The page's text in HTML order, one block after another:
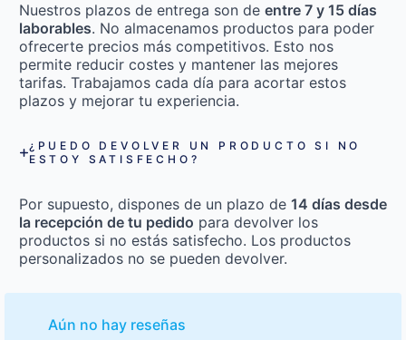
Nuestros plazos de entrega son de entre 7 y 15 días
laborables. No almacenamos productos para poder
ofrecerte precios más competitivos. Esto nos
permite reducir costes y mantener las mejores
tarifas. Trabajamos cada día para acortar estos
plazos y mejorar tu experiencia.
¿PUEDO DEVOLVER UN PRODUCTO SI NO
ESTOY SATISFECHO?
Por supuesto, dispones de un plazo de 14 días desde
la recepción de tu pedido para devolver los
productos si no estás satisfecho. Los productos
personalizados no se pueden devolver.
Aún no hay reseñas